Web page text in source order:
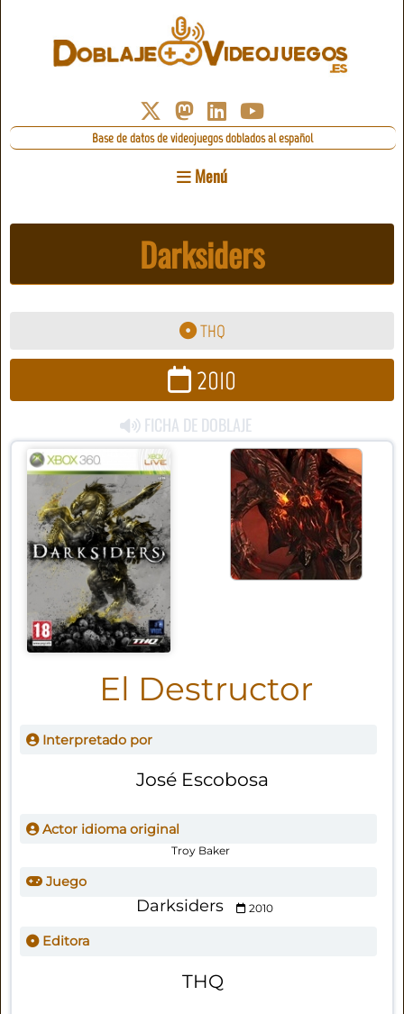
Base de datos de videojuegos doblados al español
Menú
Darksiders
THQ
2010
FICHA DE DOBLAJE
El Destructor
Interpretado por
José Escobosa
Actor idioma original
Troy Baker
Juego
Darksiders 2010
Editora
THQ